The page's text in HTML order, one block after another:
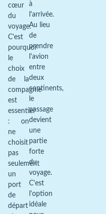
cœur
du
voyage.
C'est
pourquoi
le
choix
de la
compagnie
est
essentiel
: on
ne
choisit
pas
seulement
un
port
de
départ
à
l'arrivée.
Au lieu
de
prendre
l'avion
entre
deux
continents,
le
passage
devient
une
partie
forte
du
voyage.
C'est
l'option
idéale